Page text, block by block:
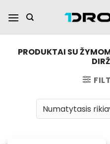
turinį
PRODUKTAI SU